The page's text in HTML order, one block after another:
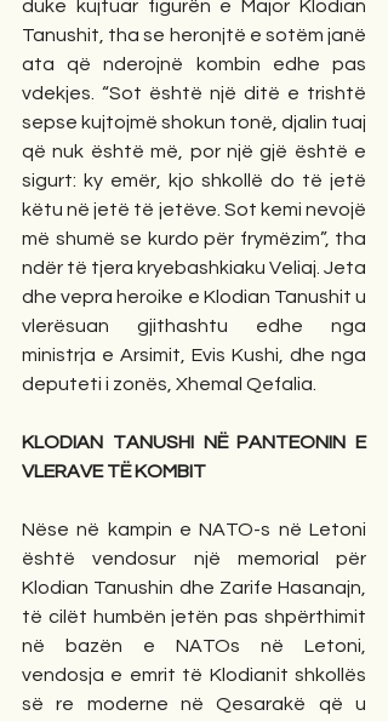
duke kujtuar figurën e Major Klodian
Tanushit, tha se heronjtë e sotëm janë
ata që nderojnë kombin edhe pas
vdekjes. “Sot është një ditë e trishtë
sepse kujtojmë shokun tonë, djalin tuaj
që nuk është më, por një gjë është e
sigurt: ky emër, kjo shkollë do të jetë
këtu në jetë të jetëve. Sot kemi nevojë
më shumë se kurdo për frymëzim”, tha
ndër të tjera kryebashkiaku Veliaj. Jeta
dhe vepra heroike e Klodian Tanushit u
vlerësuan gjithashtu edhe nga
ministrja e Arsimit, Evis Kushi, dhe nga
deputeti i zonës, Xhemal Qefalia.
KLODIAN TANUSHI NË PANTEONIN E
VLERAVE TË KOMBIT
Nëse në kampin e NATO-s në Letoni
është vendosur një memorial për
Klodian Tanushin dhe Zarife Hasanajn,
të cilët humbën jetën pas shpërthimit
në bazën e NATOs në Letoni,
vendosja e emrit të Klodianit shkollës
së re moderne në Qesarakë që u